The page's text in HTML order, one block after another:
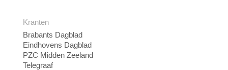
Kranten
Brabants Dagblad
Eindhovens Dagblad
PZC Midden Zeeland
Telegraaf